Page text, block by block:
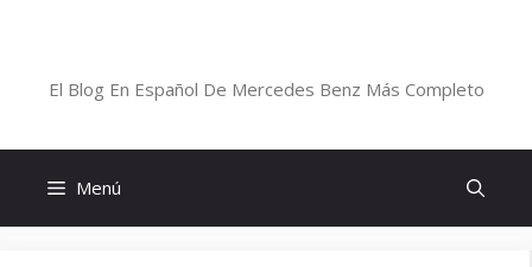
El Blog En Español De Mercedes Benz Más Completo
Menú